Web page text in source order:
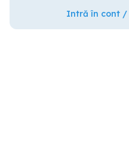
Intră în cont